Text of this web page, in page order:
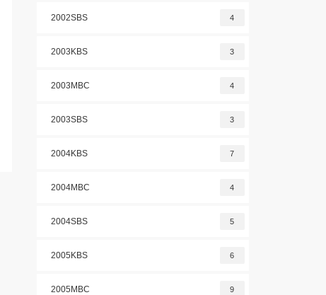
2002SBS 4
2003KBS 3
2003MBC 4
2003SBS 3
2004KBS 7
2004MBC 4
2004SBS 5
2005KBS 6
2005MBC 9